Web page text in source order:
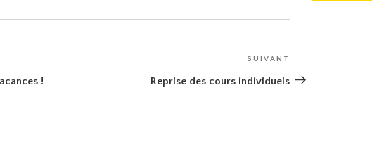
!
suivant
SUIVANT
Reprise des cours individuels